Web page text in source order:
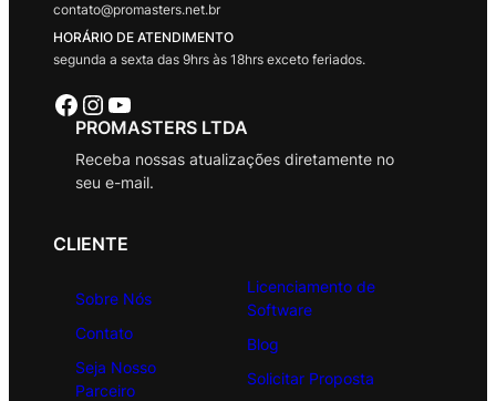
contato@promasters.net.br
HORÁRIO DE ATENDIMENTO
segunda a sexta das 9hrs às 18hrs exceto feriados.
Facebook Instagram Youtube
PROMASTERS LTDA
Receba nossas atualizações diretamente no
seu e-mail.
CLIENTE
Sobre Nós
Contato
Seja Nosso
Parceiro
Licenciamento de
Software
Blog
Solicitar Proposta